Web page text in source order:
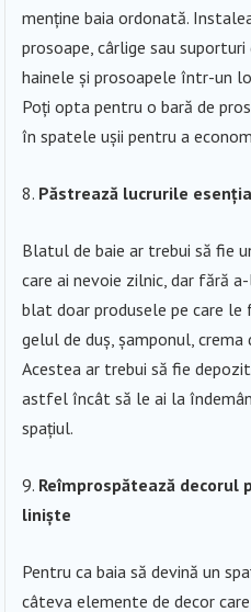
menține baia ordonată.
prosoape, cârlige sau
hainele și prosoapele într-un
Poți opta pentru o bară de
în spatele ușii pentru a
Păstrează lucrurile
Blatul de baie ar trebui să fie
care ai nevoie zilnic, dar fără
blat doar produsele pe care
gelul de duș, șamponul,
Acestea ar trebui să fie
astfel încât să le ai la
spațiul.
Reîmprospătează
liniște
Pentru ca baia să devină un
câteva elemente de decor